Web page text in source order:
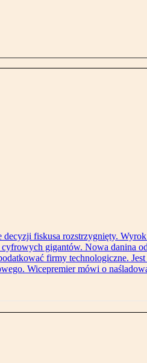
decyzji fiskusa rozstrzygnięty.
gigantów. Nowa danina
firmy technologiczne.
Wicepremier mówi o